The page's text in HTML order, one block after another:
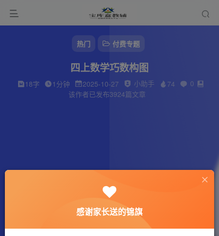
热门 付费专题
四上数学巧数构图
18字 1分钟 2025-10-27 小助手 74
0
该作者已发布3924篇文章
感谢家长送的锦旗